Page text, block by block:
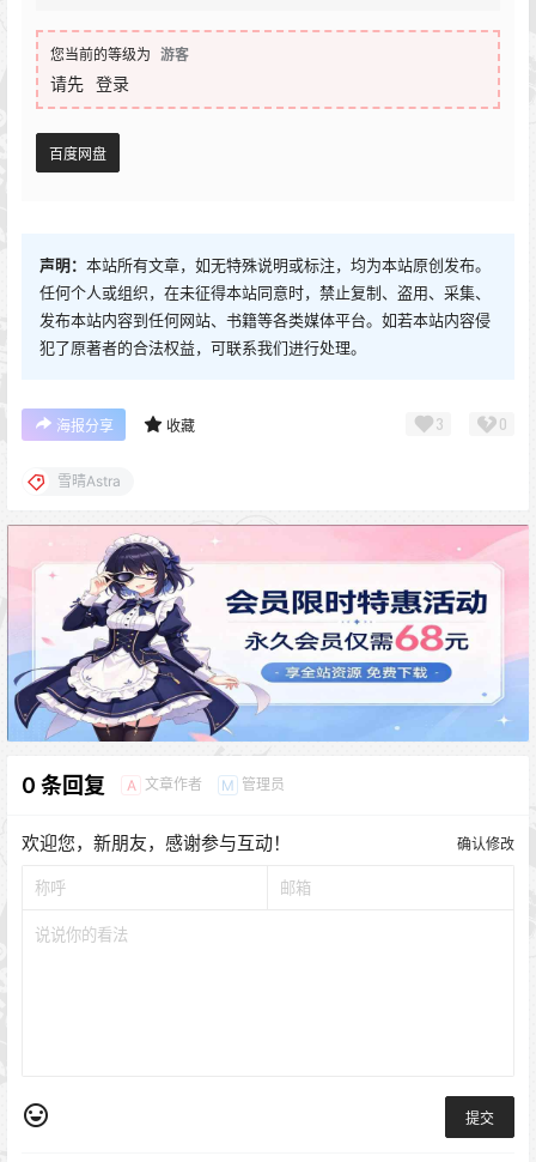
您当前的等级为 游客
请先 登录
百度网盘
声明： 本站所有文章，如无特殊说明或标注，均为本站原创发布。
任何个人或组织，在未征得本站同意时，禁止复制、盗用、采集、
发布本站内容到任何网站、书籍等各类媒体平台。如若本站内容侵
犯了原著者的合法权益，可联系我们进行处理。
海报分享 收藏 3 0
雪晴Astra
0 条回复 A 文章作者 M 管理员
欢迎您，新朋友，感谢参与互动！ 确认修改
提交